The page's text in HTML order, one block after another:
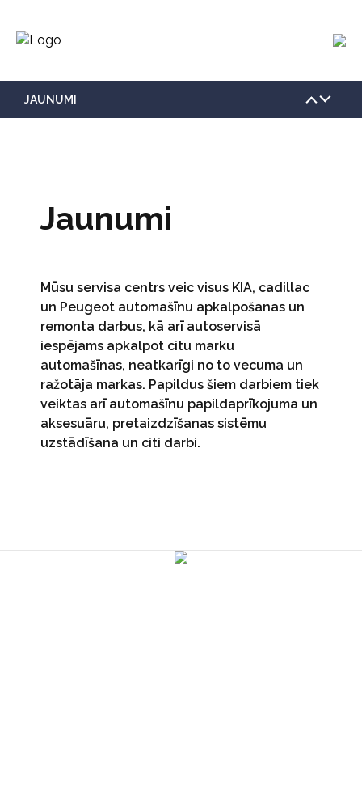
JAUNUMI
VAKANCES
Jaunumi
Mūsu servisa centrs veic visus KIA, cadillac
un Peugeot automašīnu apkalpošanas un
remonta darbus, kā arī autoservisā
iespējams apkalpot citu marku
automašīnas, neatkarīgi no to vecuma un
ražotāja markas. Papildus šiem darbiem tiek
veiktas arī automašīnu papildaprīkojuma un
aksesuāru, pretaizdzīšanas sistēmu
uzstādīšana un citi darbi.